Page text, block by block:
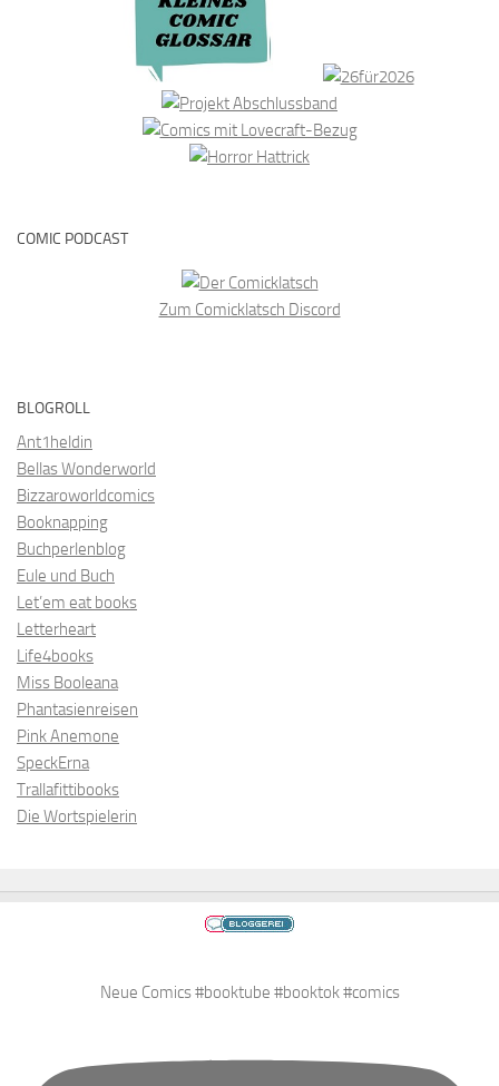
COMIC PODCAST
Zum Comicklatsch Discord
BLOGROLL
Ant1heldin
Bellas Wonderworld
Bizzaroworldcomics
Booknapping
Buchperlenblog
Eule und Buch
Let’em eat books
Letterheart
Life4books
Miss Booleana
Phantasienreisen
Pink Anemone
SpeckErna
Trallafittibooks
Die Wortspielerin
Neue Comics #booktube #booktok #comics